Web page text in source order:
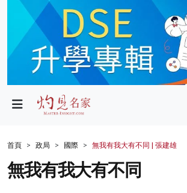
政局
財經
生活
首頁 政局 國際 無我有我大有不同 | 張建雄
無我有我大有不同